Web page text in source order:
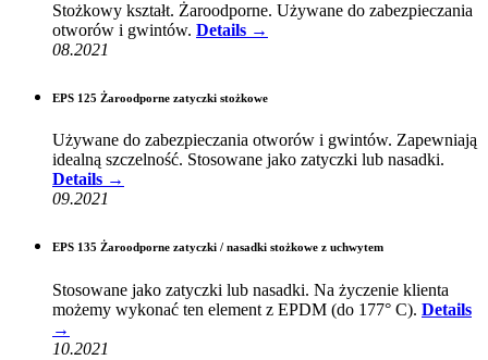
Stożkowy kształt. Żaroodporne. Używane do zabezpieczania
otworów i gwintów. Details →
08.2021
EPS 125 Żaroodporne zatyczki stożkowe
Używane do zabezpieczania otworów i gwintów. Zapewniają
idealną szczelność. Stosowane jako zatyczki lub nasadki.
Details →
09.2021
EPS 135 Żaroodporne zatyczki / nasadki stożkowe z uchwytem
Stosowane jako zatyczki lub nasadki. Na życzenie klienta
możemy wykonać ten element z EPDM (do 177° C). Details
→
10.2021